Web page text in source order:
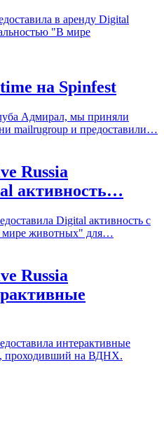
в аренду Digital
"В мире
на Spinfest
Адмирал, мы приняли
mailrugroup и предоставили…
Russia
активность…
Digital активность с
мире животных" для…
Russia
интерактивные
проходивший на ВДНХ.